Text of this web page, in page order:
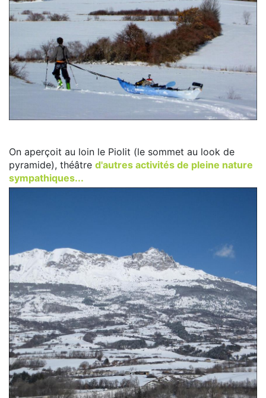
On aperçoit au loin le Piolit (le sommet au look de
pyramide), théâtre d'autres activités de pleine nature
sympathiques...